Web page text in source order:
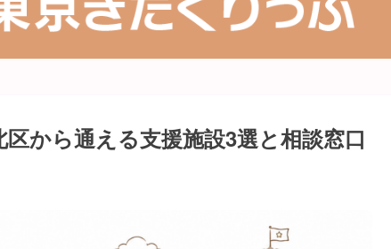
区から通える支援施設3選と相談窓口